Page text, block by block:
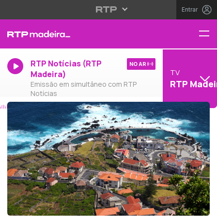
Entrar
RTP Notícias (RTP
Madeira)
Emissão em simultâneo com RTP
Notícias
NO AR
TV
RTP